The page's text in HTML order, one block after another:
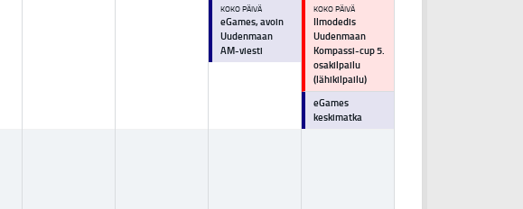
KOKO PÄIVÄ
eGames, avoin
Uudenmaan
AM-viesti
KOKO PÄIVÄ
Ilmodedis
Uudenmaan
Kompassi-cup 5.
osakilpailu
(lähikilpailu)
eGames
keskimatka